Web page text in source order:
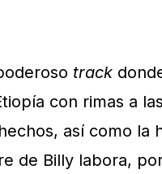
track
con rimas a
así como la
de Billy labora,